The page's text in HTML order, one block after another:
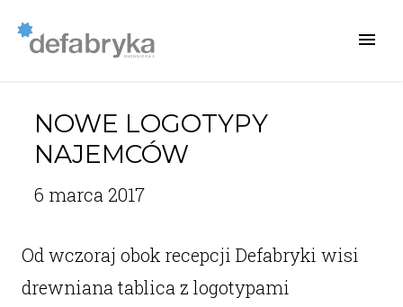
NOWE LOGOTYPY
NAJEMCÓW
6 marca 2017
Od wczoraj obok recepcji Defabryki wisi
drewniana tablica z logotypami